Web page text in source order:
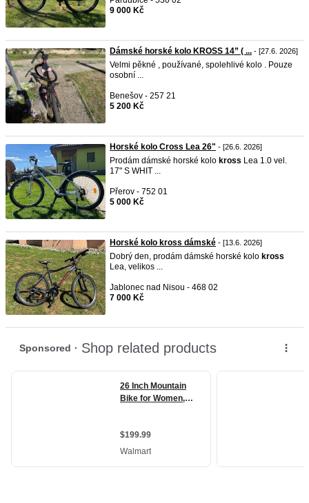
9 000 Kč
Dámské horské kolo KROSS 14” ( ... - [27.6. 2026]
Velmi pěkné , používané, spolehlivé kolo . Pouze
osobní ...
Benešov - 257 21
5 200 Kč
Horské kolo Cross Lea 26" - [26.6. 2026]
Prodám dámské horské kolo kross Lea 1.0 vel.
17" S WHIT ...
Přerov - 752 01
5 000 Kč
Horské kolo kross dámské - [13.6. 2026]
Dobrý den, prodám dámské horské kolo kross
Lea, velikos ...
Jablonec nad Nisou - 468 02
7 000 Kč